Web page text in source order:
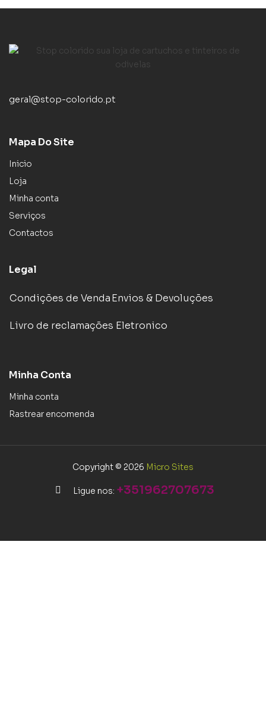
geral@stop-colorido.pt
Mapa Do Site
Inicio
Loja
Minha conta
Serviços
Contactos
Legal
Condições de VendaEnvios & Devoluções
Livro de reclamações Eletronico
Minha Conta
Minha conta
Rastrear encomenda
Copyright © 2026 Micro Sites
Ligue nos: +351962707673